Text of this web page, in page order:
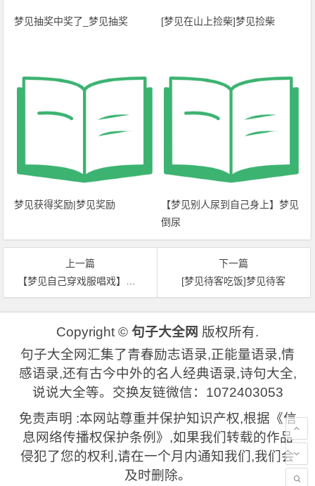
梦见抽奖中奖了_梦见抽奖 [梦见在山上捡柴]梦见捡柴
梦见获得奖励|梦见奖励
【梦见别人尿到自己身上】梦见
倒尿
上一篇
【梦见自己穿戏服唱戏】梦见戏服
下一篇
[梦见待客吃饭]梦见待客
Copyright © 句子大全网 版权所有.
句子大全网汇集了青春励志语录,正能量语录,情
感语录,还有古今中外的名人经典语录,诗句大全,
说说大全等。交换友链微信：1072403053
免责声明 :本网站尊重并保护知识产权,根据《信
息网络传播权保护条例》,如果我们转载的作品
侵犯了您的权利,请在一个月内通知我们,我们会
及时删除。